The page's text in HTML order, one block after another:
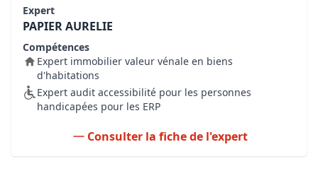
Expert
PAPIER AURELIE
Compétences
Expert immobilier valeur vénale en biens
d'habitations
Expert audit accessibilité pour les personnes
handicapées pour les ERP
Consulter la fiche de l'expert